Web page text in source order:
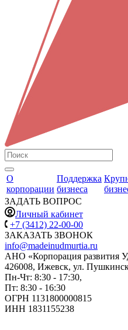
О
корпорации
Поддержка
бизнеса
ЗАДАТЬ ВОПРОС
Личный кабинет
+7 (3412) 22-00-00
ЗАКАЗАТЬ ЗВОНОК
info@madeinudmurtia.ru
АНО «Корпорация развития
426008, Ижевск, ул.
Пн-Чт: 8:30 - 17:30,
Пт: 8:30 - 16:30
ОГРН 1131800000815
ИНН 1831155238